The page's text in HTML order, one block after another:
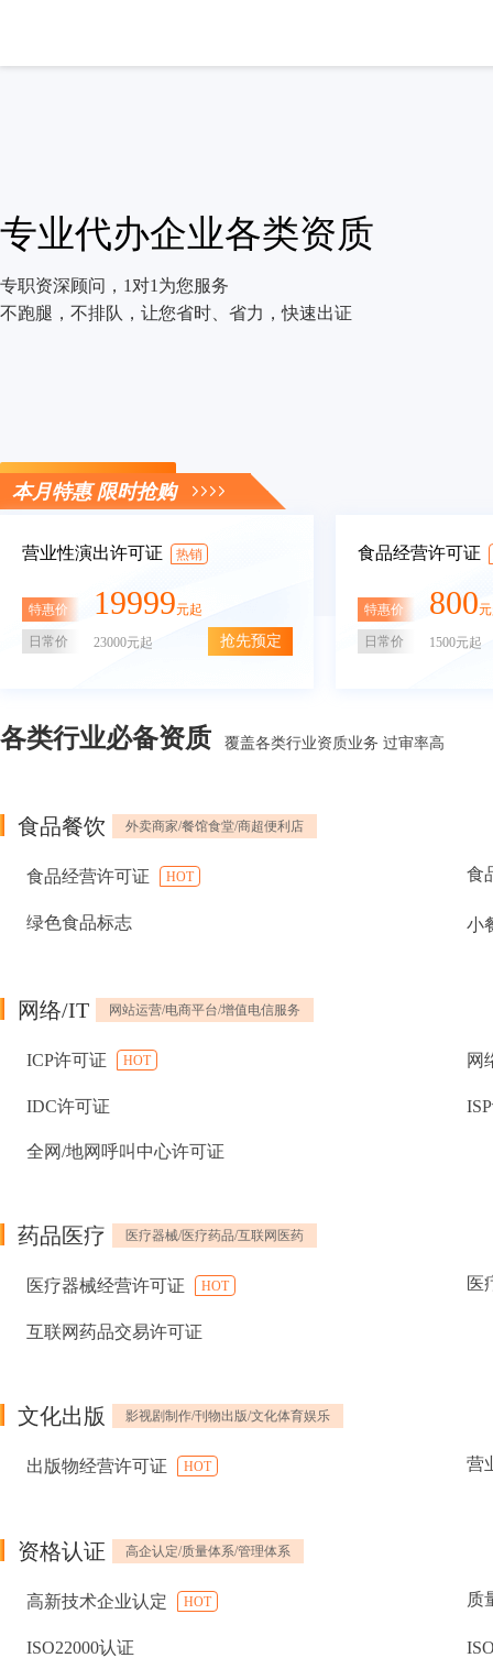
专业代办企业各类资质
专职资深顾问，1对1为您服务
不跑腿，不排队，让您省时、省力，快速出证
立即咨询
本月特惠 限时抢购
营业性演出许可证 热销
特惠价 19999元起
日常价 23000元起 抢先预定
食品经营许可证
特惠价 800
日常价 1500元起
各类行业必备资质 覆盖各类行业资质业务 过审率高
食品餐饮 外卖商家/餐馆食堂/商超便利店
食品经营许可证 HOT 食
绿色食品标志 小
网络/IT 网站运营/电商平台/增值电信服务
ICP许可证 HOT 网
IDC许可证
全网/地网呼叫中心许可证
药品医疗 医疗器械/医疗药品/互联网医药
医疗器械经营许可证 HOT 医
互联网药品交易许可证
文化出版 影视剧制作/刊物出版/文化体育娱乐
出版物经营许可证 HOT 营
资格认证 高企认定/质量体系/管理体系
高新技术企业认定 HOT 质
ISO22000认证